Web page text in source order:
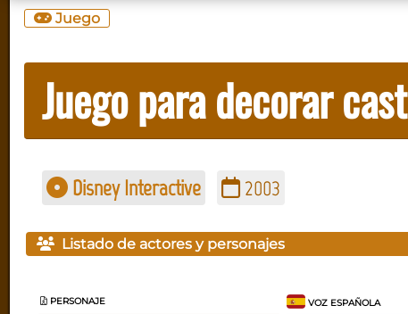
Juego
Juego para decorar
Disney Interactive 2003
Listado de actores y personajes
PERSONAJE VOZ ESPAÑOLA